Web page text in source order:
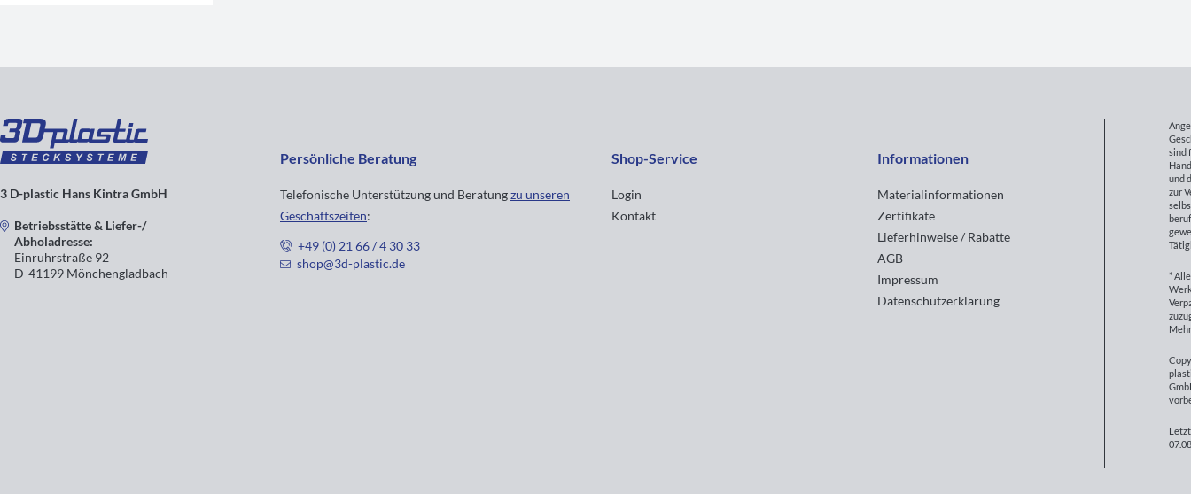
3 D-plastic Hans Kintra GmbH
Betriebsstätte & Liefer-/
Abholadresse:
Einruhrstraße 92
D-41199 Mönchengladbach
Persönliche Beratung
Telefonische Unterstützung und Beratungzu unseren
Geschäftszeiten:
+49 (0) 21 66 / 4 30 33
shop@3d-plastic.de
Shop-Service
Login
Kontakt
Informationen
Materialinformationen
Zertifikate
Lieferhinweise / Rabatte
AGB
Impressum
Datenschutzerklärung
sind
und
zur
*